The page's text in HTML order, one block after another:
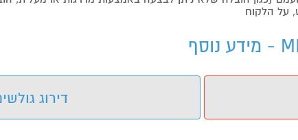
על הלקוח
דירוג